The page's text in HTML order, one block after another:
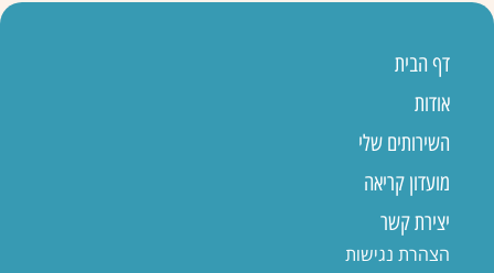
דף הבית
אודות
השירותים שלי
מועדון קריאה
יצירת קשר
הצהרת נגישות